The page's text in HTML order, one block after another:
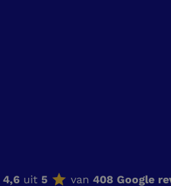
4,6 uit 5 van 408 Google